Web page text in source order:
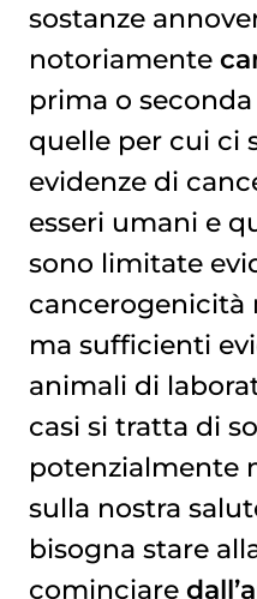
sostanze
notoriamente
prima o seconda
quelle per cui ci
evidenze di
esseri umani e
sono limitate
cancerogenicità
ma sufficienti
animali di
casi si tratta di
potenzialmente
sulla nostra
bisogna stare
cominciare